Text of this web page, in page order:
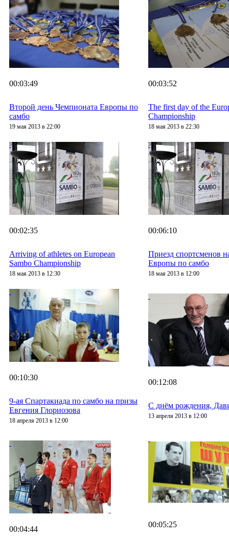
00:03:49
Второй день Чемпионата Европы по
самбо
19 мая 2013 в 22:00
00:03:52
The first day of the
Championship
18 мая 2013 в 22:30
00:02:35
Arriving of athletes on European
Sambo Championship
18 мая 2013 в 12:30
00:06:10
Приезд спортсменов
Европы по самбо
18 мая 2013 в 12:00
00:10:30
9-ая Спартакиада по самбо на призы
Евгения Глориозова
18 апреля 2013 в 12:00
00:12:08
С днём рождения,
13 апреля 2013 в 12:00
00:04:44
00:05:25